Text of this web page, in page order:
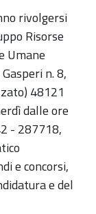
rivolgersi
Risorse
Umane
n. 8,
48121
dalle ore
- 287718,
e concorsi,
e del